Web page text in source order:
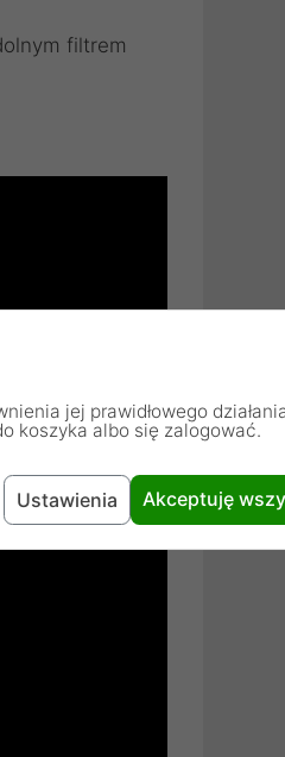
filtrem
jej prawidłowego
koszyka albo się zalogować.
Ustawienia Akceptuję